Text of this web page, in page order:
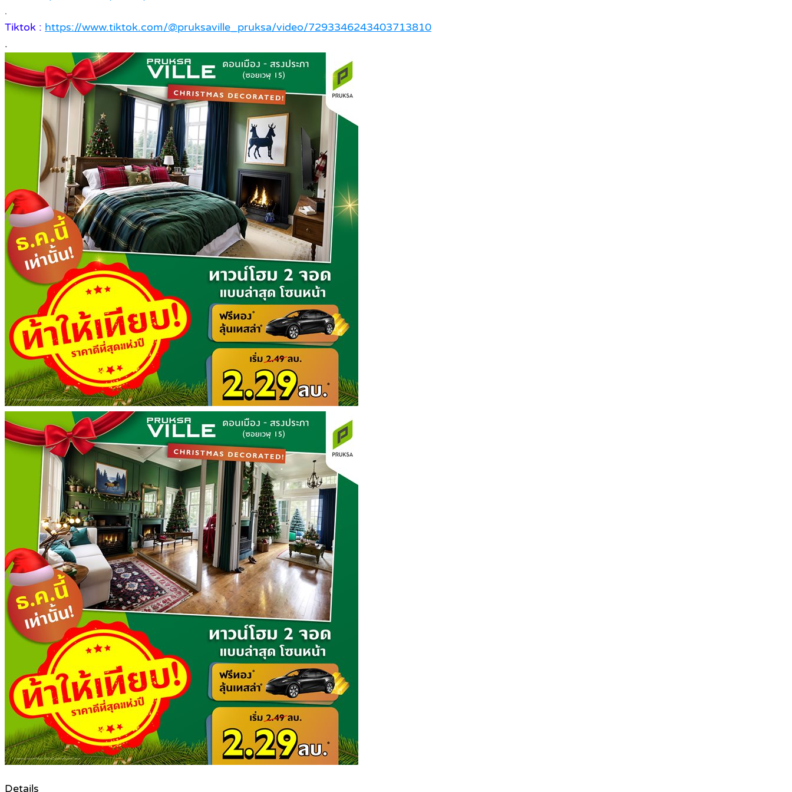
.
Tiktok : https://www.tiktok.com/@pruksaville_pruksa/video/7293346243403713810
.
Details